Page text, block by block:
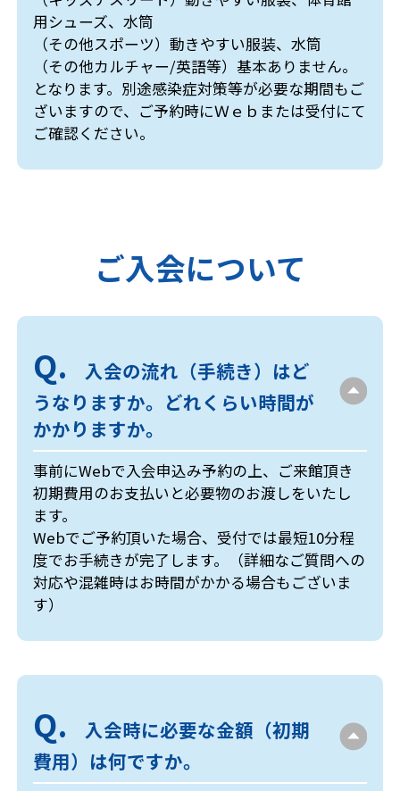
用シューズ、水筒
（その他スポーツ）動きやすい服装、水筒
（その他カルチャー/英語等）基本ありません。
となります。別途感染症対策等が必要な期間もご
ざいますので、ご予約時にＷｅｂまたは受付にて
ご確認ください。
ご入会について
入会の流れ（手続き）はど
うなりますか。どれくらい時間が
かかりますか。
事前にWebで入会申込み予約の上、ご来館頂き
初期費用のお支払いと必要物のお渡しをいたし
ます。
Webでご予約頂いた場合、受付では最短10分程
度でお手続きが完了します。（詳細なご質問への
対応や混雑時はお時間がかかる場合もございま
す）
入会時に必要な金額（初期
費用）は何ですか。